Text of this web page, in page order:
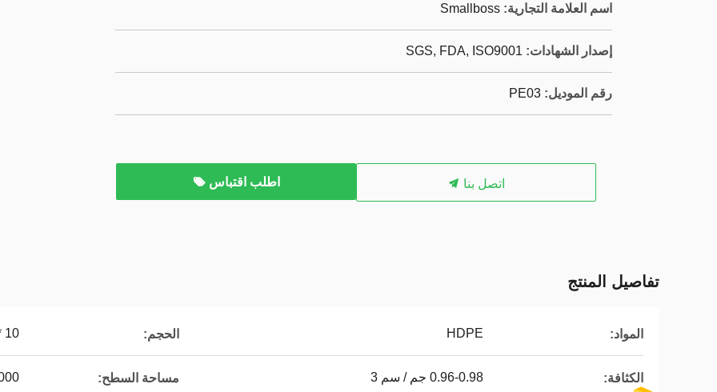
اسم العلامة التجارية: Smallboss
إصدار الشهادات: SGS, FDA, ISO9001
رقم الموديل: PE03
اتصل بنا اطلب اقتباس
تفاصيل المنتج
المواد: HDPE الحجم: 10 * 7 مم
الكثافة: 0.96-0.98 جم / سم 3 مساحة السطح: